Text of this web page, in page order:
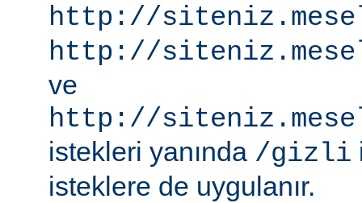
http://
http://
ve
http://
istekleri yanında /gizli
isteklere de uygulanır.